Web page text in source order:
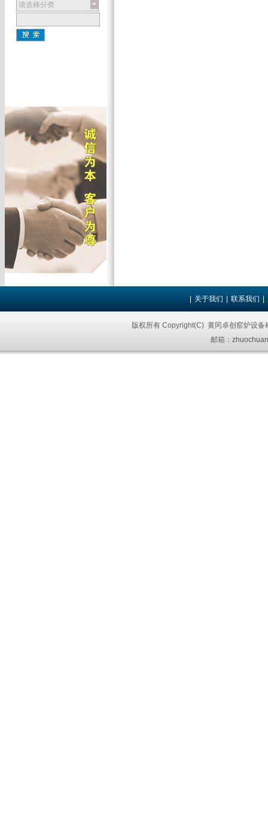
请选择分类
关于我们 联系我们
版权所有 Copyright(C) 黄冈卓创窑炉设
邮箱：